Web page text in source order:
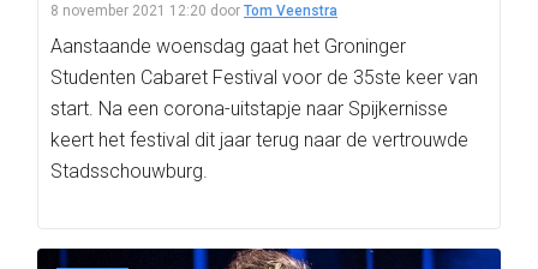
8 november 2021 12:20 door Tom Veenstra
Aanstaande woensdag gaat het Groninger
Studenten Cabaret Festival voor de 35ste keer van
start. Na een corona-uitstapje naar Spijkernisse
keert het festival dit jaar terug naar de vertrouwde
Stadsschouwburg.